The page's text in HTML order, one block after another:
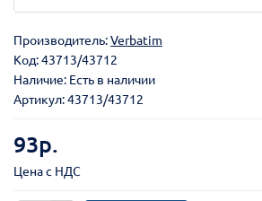
Производитель:Verbatim
Код:43713/43712
Наличие: Есть в наличии
Артикул: 43713/43712
93р.
Цена с НДС